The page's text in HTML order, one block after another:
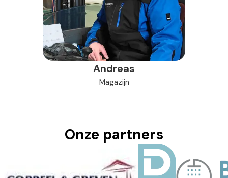
Andreas
Magazijn
Onze partners